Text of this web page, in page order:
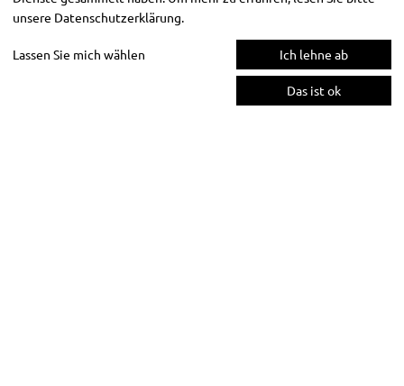
unsere Datenschutzerklärung.
Lassen Sie mich wählen Ich lehne ab
Das ist ok